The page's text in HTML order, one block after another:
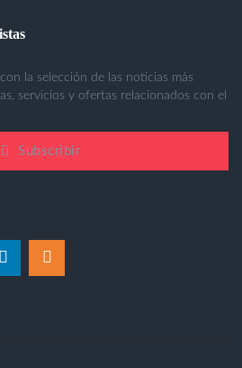
la selección de las noticias más
servicios y ofertas relacionados con el
Subscribir